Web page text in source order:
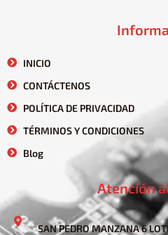
INICIO
CONTÁCTENOS
POLÍTICA DE PRIVACIDAD
TÉRMINOS Y CONDICIONES
Blog
Atención
SAN PEDRO MANZANA 6